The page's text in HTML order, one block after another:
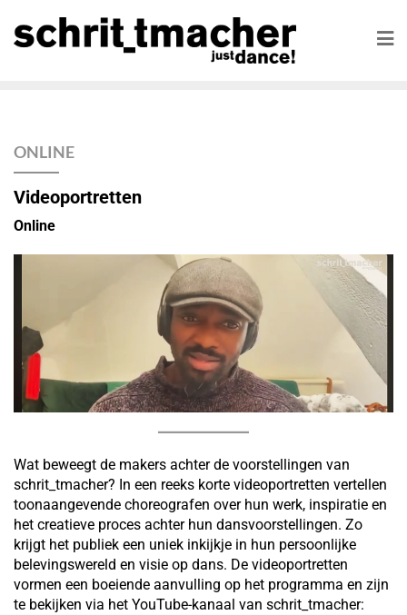
ONLINE
Videoportretten
Online
Wat beweegt de makers achter de voorstellingen van
schrit_tmacher? In een reeks korte videoportretten vertellen
toonaangevende choreografen over hun werk, inspiratie en
het creatieve proces achter hun dansvoorstellingen. Zo
krijgt het publiek een uniek inkijkje in hun persoonlijke
belevingswereld en visie op dans. De videoportretten
vormen een boeiende aanvulling op het programma en zijn
te bekijken via het YouTube-kanaal van schrit_tmacher: